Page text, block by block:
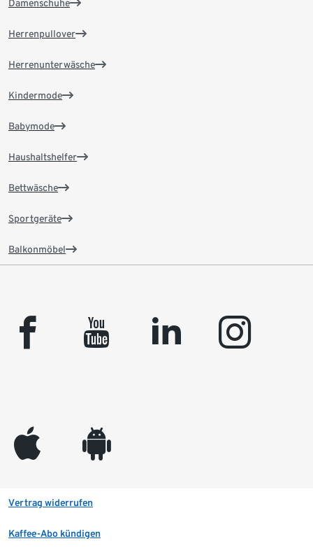
Damenschuhe
Herrenpullover
Herrenunterwäsche
Kindermode
Babymode
Haushaltshelfer
Bettwäsche
Sportgeräte
Balkonmöbel
facebook youtube linkedin instagram
appleinc android
Vertrag widerrufen
Kaffee-Abo kündigen